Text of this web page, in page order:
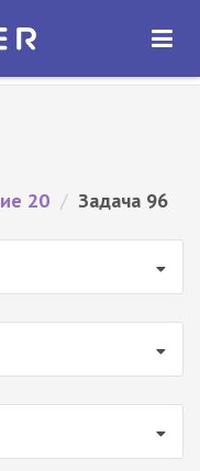
ОТКРЫТЬ
20 / Задача 96